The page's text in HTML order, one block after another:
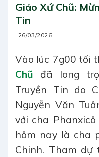
Giáo Xứ Chũ:
Tin
26/03/2026
Vào lúc 7g00 tối
Chũ đã long
Truyền Tin do
Nguyễn Văn
với cha
hôm nay là cha
Chinh. Tham dự